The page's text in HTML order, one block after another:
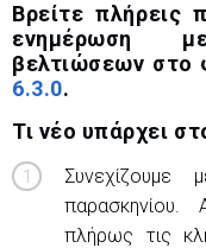
Βρείτε πλήρεις
ενημέρωση
βελτιώσεων στο
6.3.0.
Τι νέο υπάρχει
Συνεχίζουμε
πλήρως τις